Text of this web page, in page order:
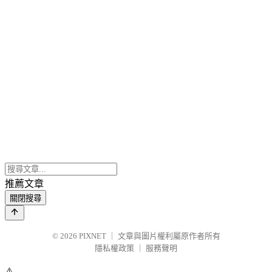
推薦文章
關閉搜尋
© 2026 PIXNET
文章與圖片權利屬原作者所有
隱私權政策
服務聲明